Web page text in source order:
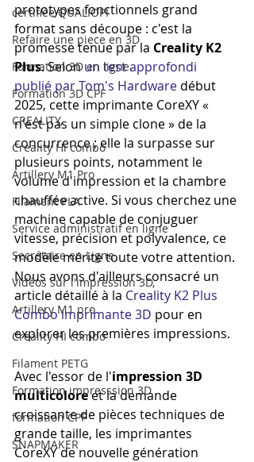
certifiée QUALIOPI
Refaire une piece en 3D
Formation 3D en ligne.
Formation 3D CPF
CREALITY,
Creality Hi combo
Artillery M1 Pro
Filament PLA
Service administratif en ligne
Secrétaire en Ligne
Vidéos sur l'impression 3D,
Artillery M1 pro
Creality HI combo
Filament PETG
Formation impresssion 3D
formation CPF
SNAPMAKER
prototypes fonctionnels grand
format sans découpe : c'est la
promesse tenue par la Creality K2
Plus. Selon un test approfondi
publié par Tom's Hardware début
2025, cette imprimante CoreXY «
n'est pas un simple clone » de la
concurrence ; elle la surpasse sur
plusieurs points, notamment le
volume d'impression et la chambre
chauffée active. Si vous cherchez une
machine capable de conjuguer
vitesse, précision et polyvalence, ce
modèle mérite toute votre attention.
Nous avons d'ailleurs consacré un
article détaillé à la Creality K2 Plus
Combo imprimante 3D pour en
explorer les premières impressions.
Avec l'essor de l'impression 3D
multicolore et la demande
croissante de pièces techniques de
grande taille, les imprimantes
CoreXY de nouvelle génération